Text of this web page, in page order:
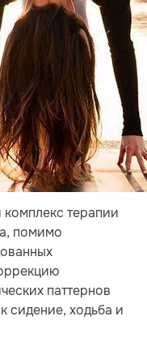
терапии
помимо
паттернов
сидение, ходьба и